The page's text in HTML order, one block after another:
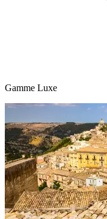
Gamme Luxe